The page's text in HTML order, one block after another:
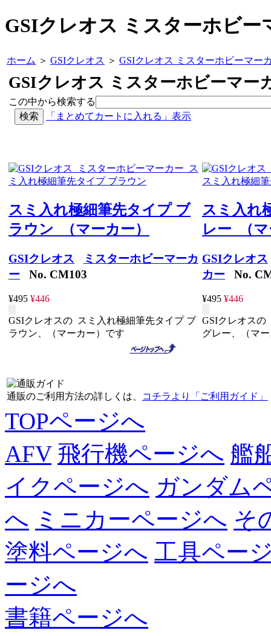
GSIクレオス ミスターホビー
ホーム ＞ GSIクレオス ＞ GSIクレオス ミスターホビーマー
GSIクレオス ミスターホビーマー
この中から検索する
「まとめてカートに入れる」表示
スミ入れ極細筆先タイプ ブ
ラウン （マーカー）
GSIクレオス
ミスターホビーマーカ
ー No. CM103
¥495 ¥446
GSIクレオスの スミ入れ極細筆先タイプ ブ
ラウン、（マーカー）です
スミ入れ
レー （
GSIクレオス
カー No.
¥495 ¥446
GSIクレオスの
グレー、（マ
通販のご利用方法の詳しくは、 コチラより「ご利用ガイド」
TOPページへ
AFV 飛行機ページへ 艦
イクページへ ガンダム
へ ミニカーページへ そ
塗料ページへ 工具ペー
ージへ
書籍ページへ